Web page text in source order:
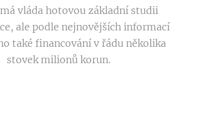
vláda hotovou základní studii
ale podle nejnovějších informací
také financování v řádu několika
stovek milionů korun.